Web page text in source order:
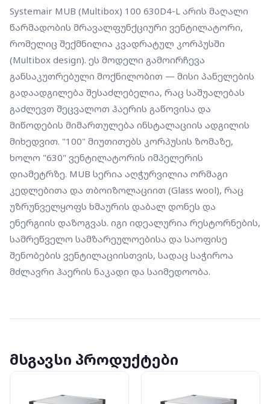
ენერგიის დაზოგვას. იგი იდეალურია რესტორნების,
სამრეწველო სამზარეულოებისა და საოფისე
შენობების ვენტილაციისთვის, სადაც საჭიროა
მძლავრი ჰაერის ნაკადი და საიმედოობა.
Systemair MUB (Multibox) 100 630D4-L არის მაღალი
წარმადობის მრავალფუნქციური ვენტილატორი,
რომელიც შექმნილია კვადრატულ კორპუსში
(Multibox design). ეს მოდელი გამოირჩევა
განსაკუთრებული მოქნილობით — მისი პანელების
გადაადგილება შესაძლებელია, რაც საშუალებას
გაძლევთ შეცვალოთ ჰაერის გაწოვისა და
მიწოდების მიმართულება ინსტალაციის ადგილის
მიხედვით. "100" მიუთითებს კორპუსის ზომაზე,
ხოლო "630" ვენტილატორის იმპელერის
დიამეტრზე. MUB სერია აღჭურვილია ორმაგი
კედლებითა და თბოიზოლაციით (Glass wool), რაც
უზრუნველყოფს ხმაურის დაბალ დონეს და
ენერგიის დაზოგვას. იგი იდეალურია რესტორნების,
სამრეწველო სამზარეულოებისა და საოფისე
შენობების ვენტილაციისთვის, სადაც საჭიროა
მძლავრი ჰაერის ნაკადი და საიმედოობა.
მსგავსი პროდუქტები